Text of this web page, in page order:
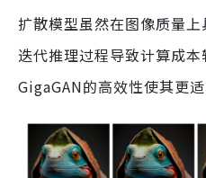
扩散模型虽然在图像质量
迭代推理过程导致计算成本
GigaGAN的高效性使其更适